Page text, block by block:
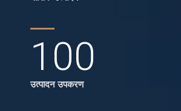
100
उत्पादन उपकरण